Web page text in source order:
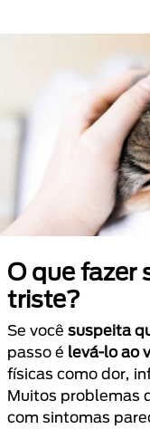
O que fazer
triste?
Se você suspeita
passo é levá-lo ao
físicas como dor,
Muitos problemas
com sintomas